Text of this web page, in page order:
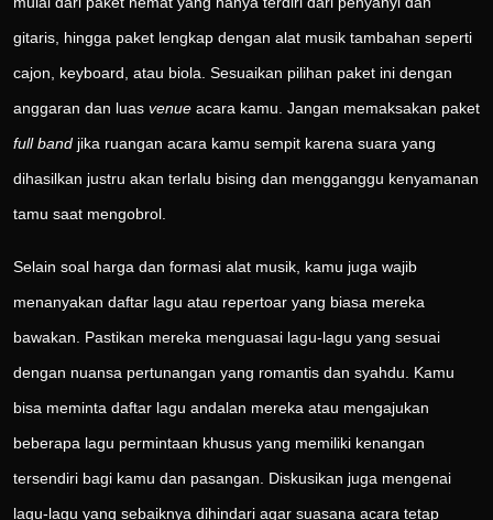
gitaris, hingga paket lengkap dengan alat musik tambahan seperti
cajon, keyboard, atau biola. Sesuaikan pilihan paket ini dengan
anggaran dan luas venue acara kamu. Jangan memaksakan paket
full band jika ruangan acara kamu sempit karena suara yang
dihasilkan justru akan terlalu bising dan mengganggu kenyamanan
tamu saat mengobrol.
Selain soal harga dan formasi alat musik, kamu juga wajib
menanyakan daftar lagu atau repertoar yang biasa mereka
bawakan. Pastikan mereka menguasai lagu-lagu yang sesuai
dengan nuansa pertunangan yang romantis dan syahdu. Kamu
bisa meminta daftar lagu andalan mereka atau mengajukan
beberapa lagu permintaan khusus yang memiliki kenangan
tersendiri bagi kamu dan pasangan. Diskusikan juga mengenai
lagu-lagu yang sebaiknya dihindari agar suasana acara tetap